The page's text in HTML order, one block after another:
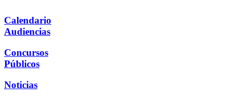
Calendario
Audiencias
Concursos
Públicos
Noticias